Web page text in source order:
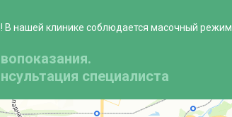
нашей клинике соблюдается масочный режим
специалиста